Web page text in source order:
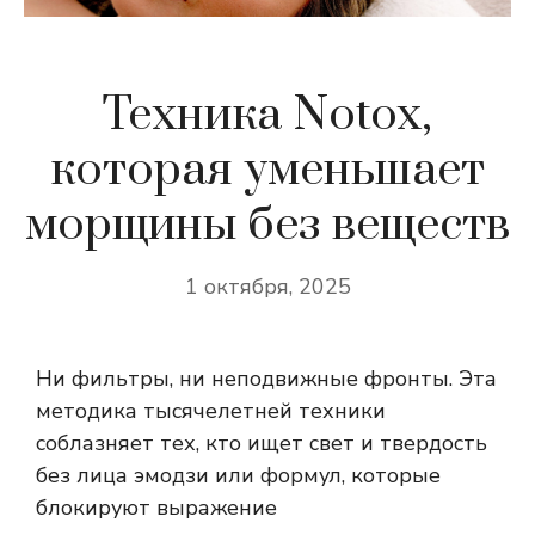
Техника Notox,
которая уменьшает
морщины без веществ
1 октября, 2025
Ни фильтры, ни неподвижные фронты. Эта
методика тысячелетней техники
соблазняет тех, кто ищет свет и твердость
без лица эмодзи или формул, которые
блокируют выражение